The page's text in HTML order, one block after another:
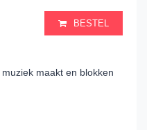
BESTEL
maakt en blokken